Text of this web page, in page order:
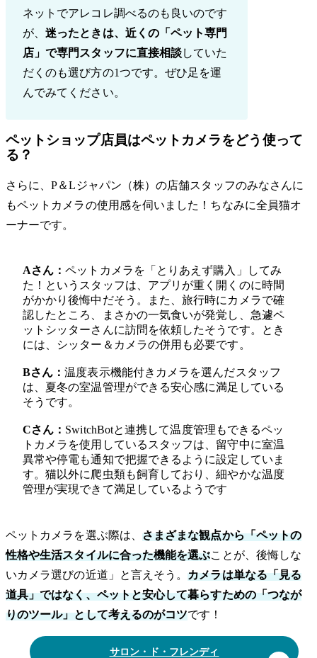
ネットでアレコレ調べるのも良いのです
が、迷ったときは、近くの「ペット専門
店」で専門スタッフに直接相談していた
だくのも選び方の1つです。ぜひ足を運
んでみてください。
ペットショップ店員はペットカメラをどう使って
る？
さらに、P＆Lジャパン（株）の店舗スタッフのみなさんに
もペットカメラの使用感を伺いました！ちなみに全員猫オ
ーナーです。
Aさん：ペットカメラを「とりあえず購入」してみ
た！というスタッフは、アプリが重く開くのに時間
がかかり後悔中だそう。また、旅行時にカメラで確
認したところ、まさかの一気食いが発覚し、急遽ペ
ットシッターさんに訪問を依頼したそうです。とき
には、シッター＆カメラの併用も必要です。
Bさん：温度表示機能付きカメラを選んだスタッフ
は、夏冬の室温管理ができる安心感に満足している
そうです。
Cさん： SwitchBotと連携して温度管理もできるペッ
トカメラを使用しているスタッフは、留守中に室温
異常や停電も通知で把握できるように設定していま
す。猫以外に爬虫類も飼育しており、細やかな温度
管理が実現できて満足しているようです
ペットカメラを選ぶ際は、 さまざまな観点から「ペットの
性格や生活スタイルに合った機能を選ぶことが、後悔しな
いカメラ選びの近道」と言えそう。カメラは単なる「見る
道具」ではなく、ペットと安心して暮らすための「つなが
りのツール」として考えるのがコツです！
サロン・ド・フレンディ